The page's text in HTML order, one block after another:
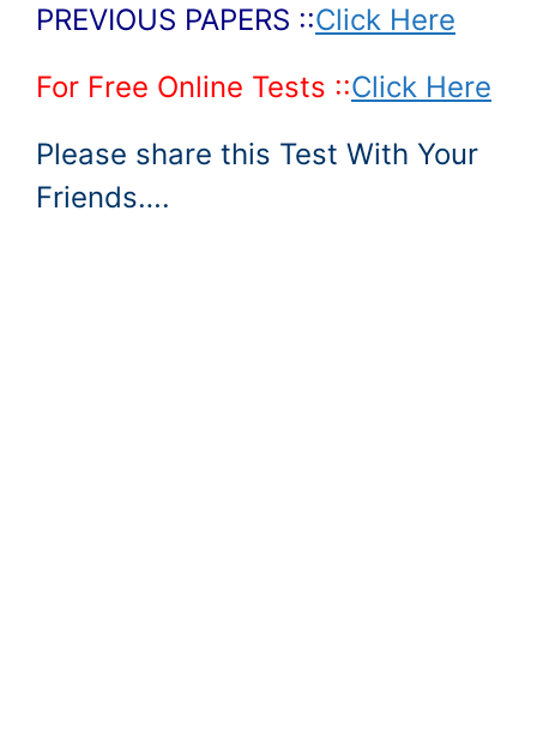
PREVIOUS PAPERS ::Click Here
For Free Online Tests ::Click Here
Please share this Test With Your
Friends….